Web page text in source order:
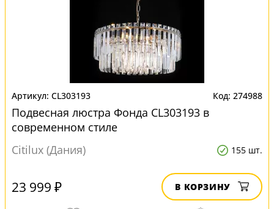
CL303193 274988
Подвесная люстра Фонда CL303193 в
современном стиле
Citilux (Дания)
155 шт.
23 999 ₽ В КОРЗИНУ